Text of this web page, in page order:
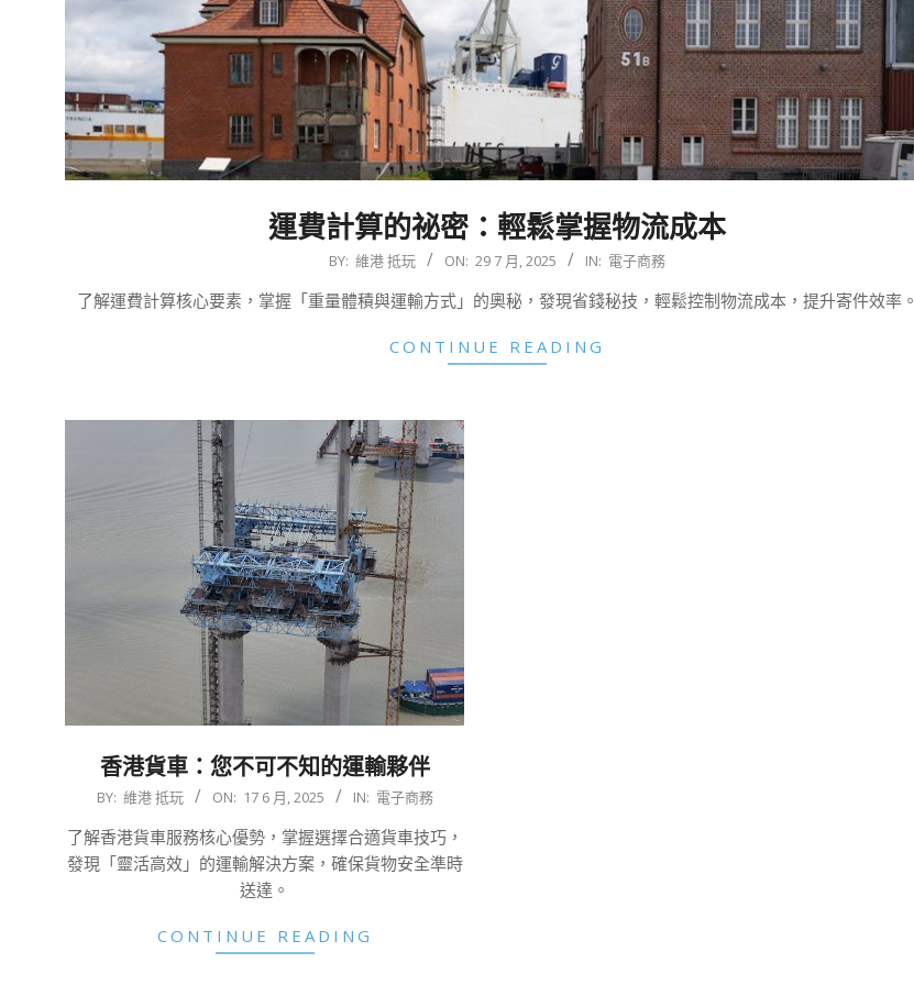
運費計算的祕密：輕鬆掌握物流成本
29
BY: 維港 抵玩 ON: 29 7 月, 2025 IN: 電子商務
了解運費計算核心要素，掌握「重量體積與運輸方式」的奧秘，發現省錢秘技，輕鬆控制物流成本，提升寄件效率。
CONTINUE READING
香港貨車：您不可不知的運輸夥伴
2025-
17
BY: 維港 抵玩 ON: 17 6 月, 2025 IN: 電子商務
了解香港貨車服務核心優勢，掌握選擇合適貨車技巧，
發現「靈活高效」的運輸解決方案，確保貨物安全準時
送達。
CONTINUE READING